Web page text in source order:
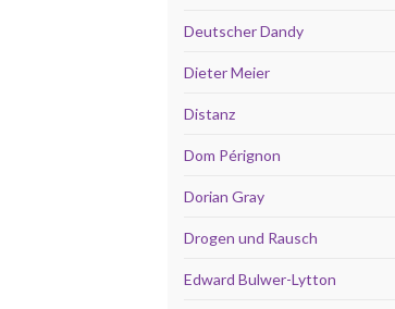
Deutscher Dandy
Dieter Meier
Distanz
Dom Pérignon
Dorian Gray
Drogen und Rausch
Edward Bulwer-Lytton